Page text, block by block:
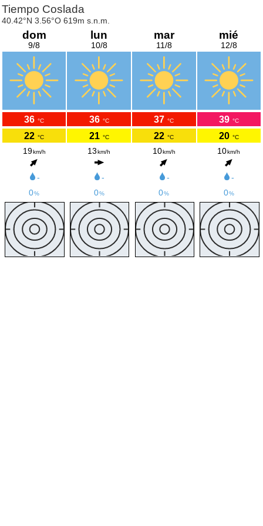
Tiempo Coslada
40.42°N 3.56°O 619m s.n.m.
dom
9/8
36 °C
22 °C
19km/h
-
0%
lun
10/8
36 °C
21 °C
13km/h
-
0%
mar
11/8
37 °C
22 °C
10km/h
-
0%
mié
12/8
39 °C
20 °C
10km/h
-
0%